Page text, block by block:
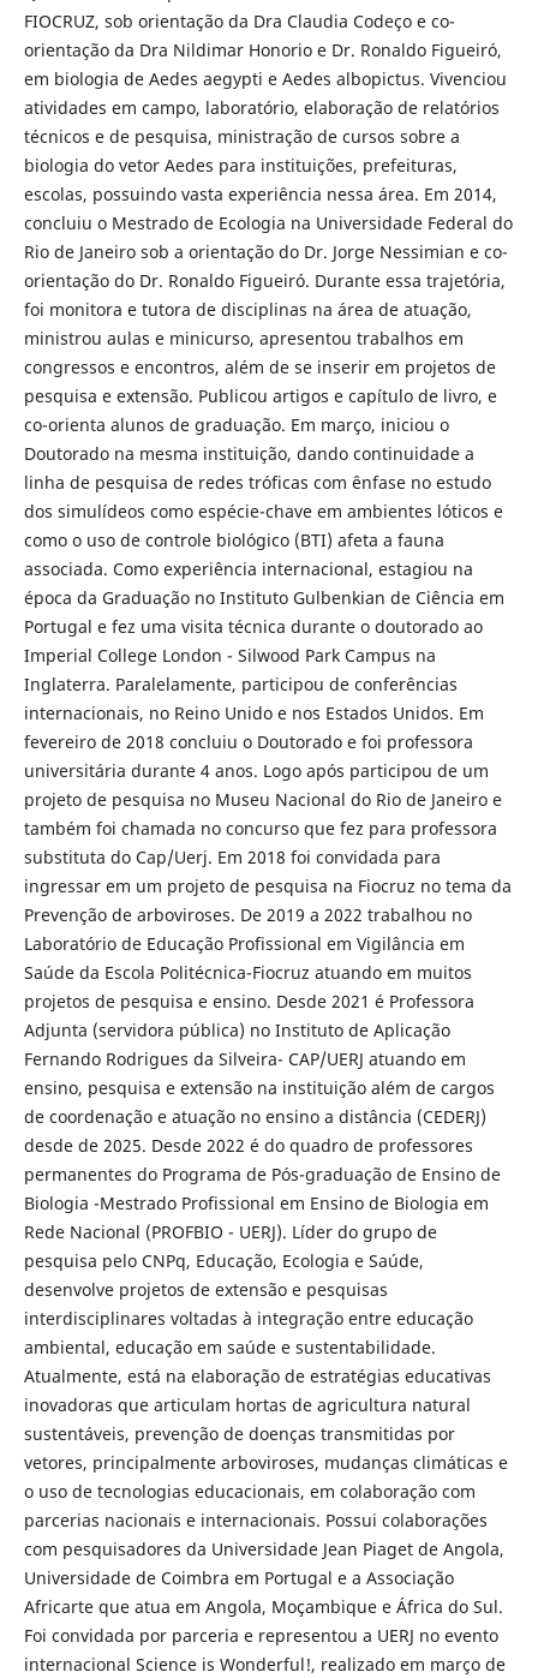
FIOCRUZ, sob orientação da Dra Claudia Codeço e co-
orientação da Dra Nildimar Honorio e Dr. Ronaldo Figueiró,
em biologia de Aedes aegypti e Aedes albopictus. Vivenciou
atividades em campo, laboratório, elaboração de relatórios
técnicos e de pesquisa, ministração de cursos sobre a
biologia do vetor Aedes para instituições, prefeituras,
escolas, possuindo vasta experiência nessa área. Em 2014,
concluiu o Mestrado de Ecologia na Universidade Federal do
Rio de Janeiro sob a orientação do Dr. Jorge Nessimian e co-
orientação do Dr. Ronaldo Figueiró. Durante essa trajetória,
foi monitora e tutora de disciplinas na área de atuação,
ministrou aulas e minicurso, apresentou trabalhos em
congressos e encontros, além de se inserir em projetos de
pesquisa e extensão. Publicou artigos e capítulo de livro, e
co-orienta alunos de graduação. Em março, iniciou o
Doutorado na mesma instituição, dando continuidade a
linha de pesquisa de redes tróficas com ênfase no estudo
dos simulídeos como espécie-chave em ambientes lóticos e
como o uso de controle biológico (BTI) afeta a fauna
associada. Como experiência internacional, estagiou na
época da Graduação no Instituto Gulbenkian de Ciência em
Portugal e fez uma visita técnica durante o doutorado ao
Imperial College London - Silwood Park Campus na
Inglaterra. Paralelamente, participou de conferências
internacionais, no Reino Unido e nos Estados Unidos. Em
fevereiro de 2018 concluiu o Doutorado e foi professora
universitária durante 4 anos. Logo após participou de um
projeto de pesquisa no Museu Nacional do Rio de Janeiro e
também foi chamada no concurso que fez para professora
substituta do Cap/Uerj. Em 2018 foi convidada para
ingressar em um projeto de pesquisa na Fiocruz no tema da
Prevenção de arboviroses. De 2019 a 2022 trabalhou no
Laboratório de Educação Profissional em Vigilância em
Saúde da Escola Politécnica-Fiocruz atuando em muitos
projetos de pesquisa e ensino. Desde 2021 é Professora
Adjunta (servidora pública) no Instituto de Aplicação
Fernando Rodrigues da Silveira- CAP/UERJ atuando em
ensino, pesquisa e extensão na instituição além de cargos
de coordenação e atuação no ensino a distância (CEDERJ)
desde de 2025. Desde 2022 é do quadro de professores
permanentes do Programa de Pós-graduação de Ensino de
Biologia -Mestrado Profissional em Ensino de Biologia em
Rede Nacional (PROFBIO - UERJ). Líder do grupo de
pesquisa pelo CNPq, Educação, Ecologia e Saúde,
desenvolve projetos de extensão e pesquisas
interdisciplinares voltadas à integração entre educação
ambiental, educação em saúde e sustentabilidade.
Atualmente, está na elaboração de estratégias educativas
inovadoras que articulam hortas de agricultura natural
sustentáveis, prevenção de doenças transmitidas por
vetores, principalmente arboviroses, mudanças climáticas e
o uso de tecnologias educacionais, em colaboração com
parcerias nacionais e internacionais. Possui colaborações
com pesquisadores da Universidade Jean Piaget de Angola,
Universidade de Coimbra em Portugal e a Associação
Africarte que atua em Angola, Moçambique e África do Sul.
Foi convidada por parceria e representou a UERJ no evento
internacional Science is Wonderful!, realizado em março de